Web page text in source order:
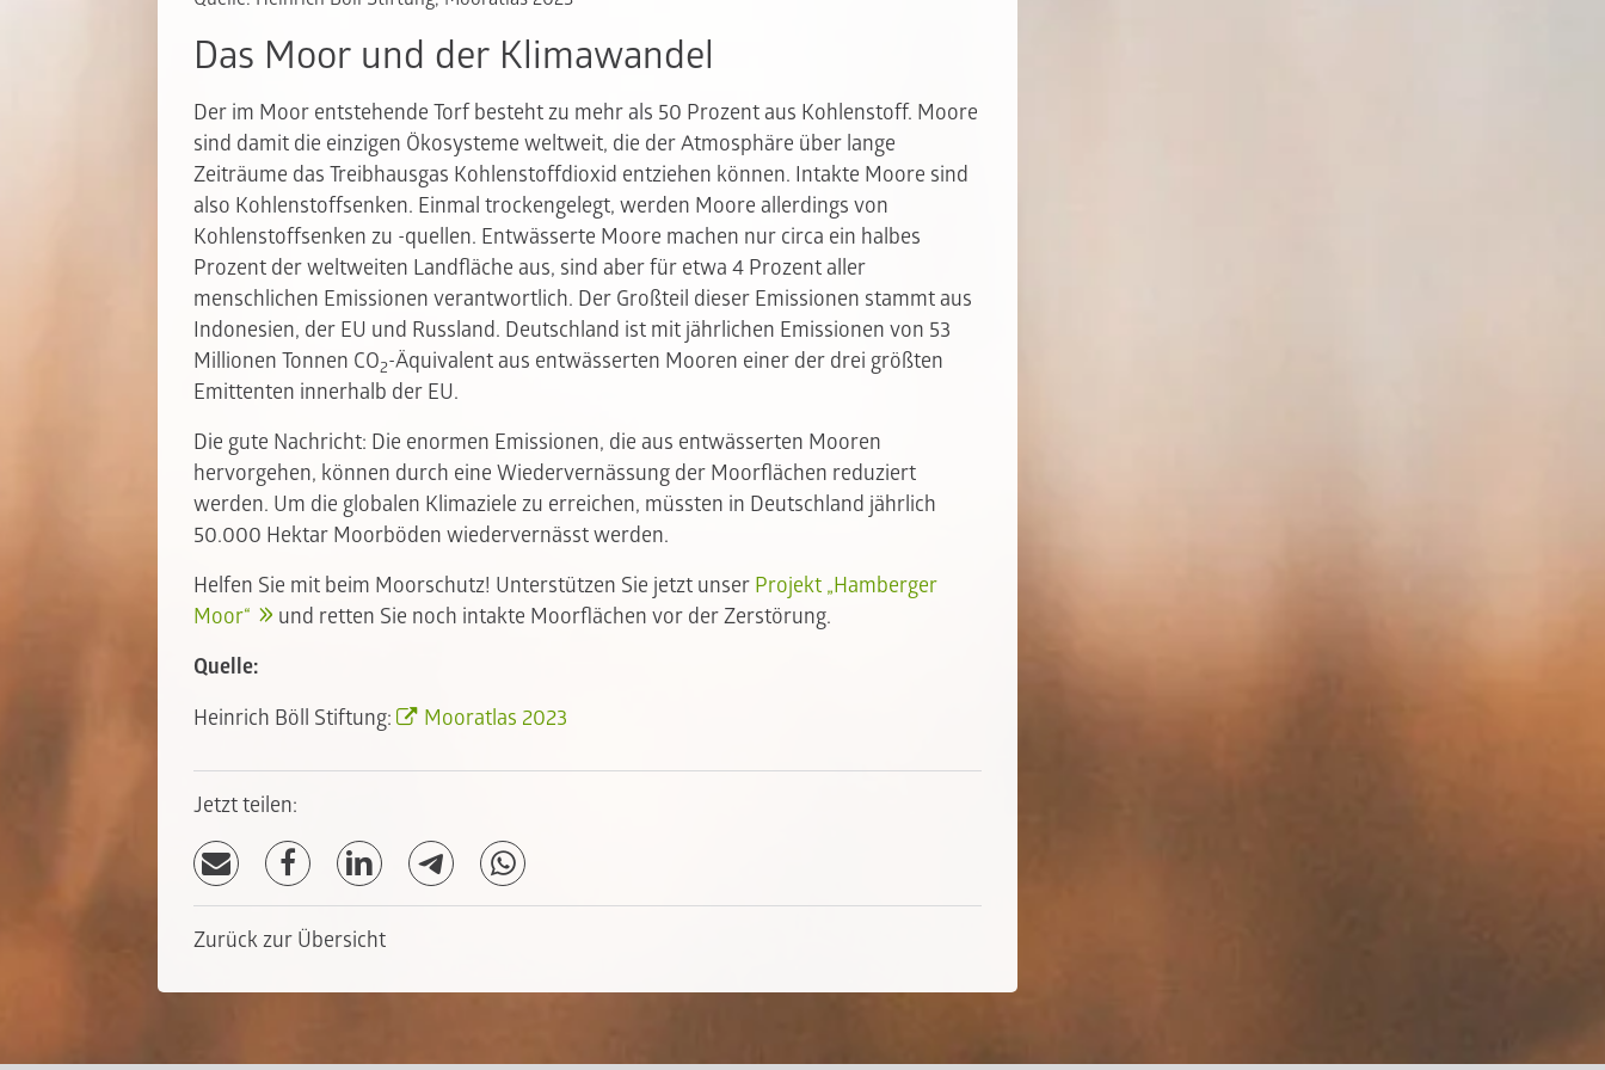
Das Moor und der Klimawandel
Der im Moor entstehende Torf besteht zu mehr als 50 Prozent aus Kohlenstoff. Moore
sind damit die einzigen Ökosysteme weltweit, die der Atmosphäre über lange
Zeiträume das Treibhausgas Kohlenstoffdioxid entziehen können. Intakte Moore sind
also Kohlenstoffsenken. Einmal trockengelegt, werden Moore allerdings von
Kohlenstoffsenken zu -quellen. Entwässerte Moore machen nur circa ein halbes
Prozent der weltweiten Landfläche aus, sind aber für etwa 4 Prozent aller
menschlichen Emissionen verantwortlich. Der Großteil dieser Emissionen stammt aus
Indonesien, der EU und Russland. Deutschland ist mit jährlichen Emissionen von 53
Millionen Tonnen CO2-Äquivalent aus entwässerten Mooren einer der drei größten
Emittenten innerhalb der EU.
Die gute Nachricht: Die enormen Emissionen, die aus entwässerten Mooren
hervorgehen, können durch eine Wiedervernässung der Moorflächen reduziert
werden. Um die globalen Klimaziele zu erreichen, müssten in Deutschland jährlich
50.000 Hektar Moorböden wiedervernässt werden.
Helfen Sie mit beim Moorschutz! Unterstützen Sie jetzt unser Projekt „Hamberger
Moor“
und retten Sie noch intakte Moorflächen vor der Zerstörung.
Quelle:
Heinrich Böll Stiftung: Mooratlas 2023
Jetzt teilen:
Zurück zur Übersicht